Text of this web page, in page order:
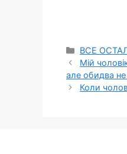
Categories
ВСЕ
Мій
але обидва
Коли